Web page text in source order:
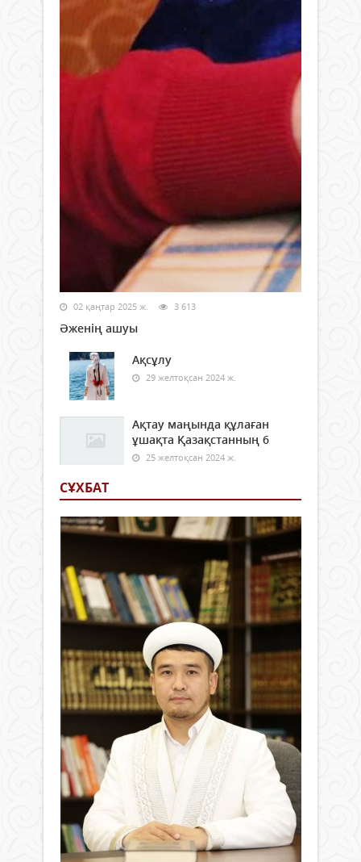
02 қаңтар 2025 ж. 3 613
Әженің ашуы
Ақсұлу
29 желтоқсан 2024 ж.
Ақтау маңында құлаған
ұшақта Қазақстанның 6
25 желтоқсан 2024 ж.
СҰХБАТ